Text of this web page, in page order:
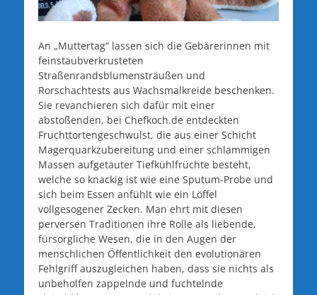
An „Muttertag“ lassen sich die Gebärerinnen mit
feinstaubverkrusteten
Straßenrandsblumensträußen und
Rorschachtests aus Wachsmalkreide beschenken.
Sie revanchieren sich dafür mit einer
abstoßenden, bei Chefkoch.de entdeckten
Fruchttortengeschwulst, die aus einer Schicht
Magerquarkzubereitung und einer schlammigen
Massen aufgetauter Tiefkühlfrüchte besteht,
welche so knackig ist wie eine Sputum-Probe und
sich beim Essen anfühlt wie ein Löffel
vollgesogener Zecken. Man ehrt mit diesen
perversen Traditionen ihre Rolle als liebende,
fürsorgliche Wesen, die in den Augen der
menschlichen Öffentlichkeit den evolutionären
Fehlgriff auszugleichen haben, dass sie nichts als
unbeholfen zappelnde und fuchtelnde